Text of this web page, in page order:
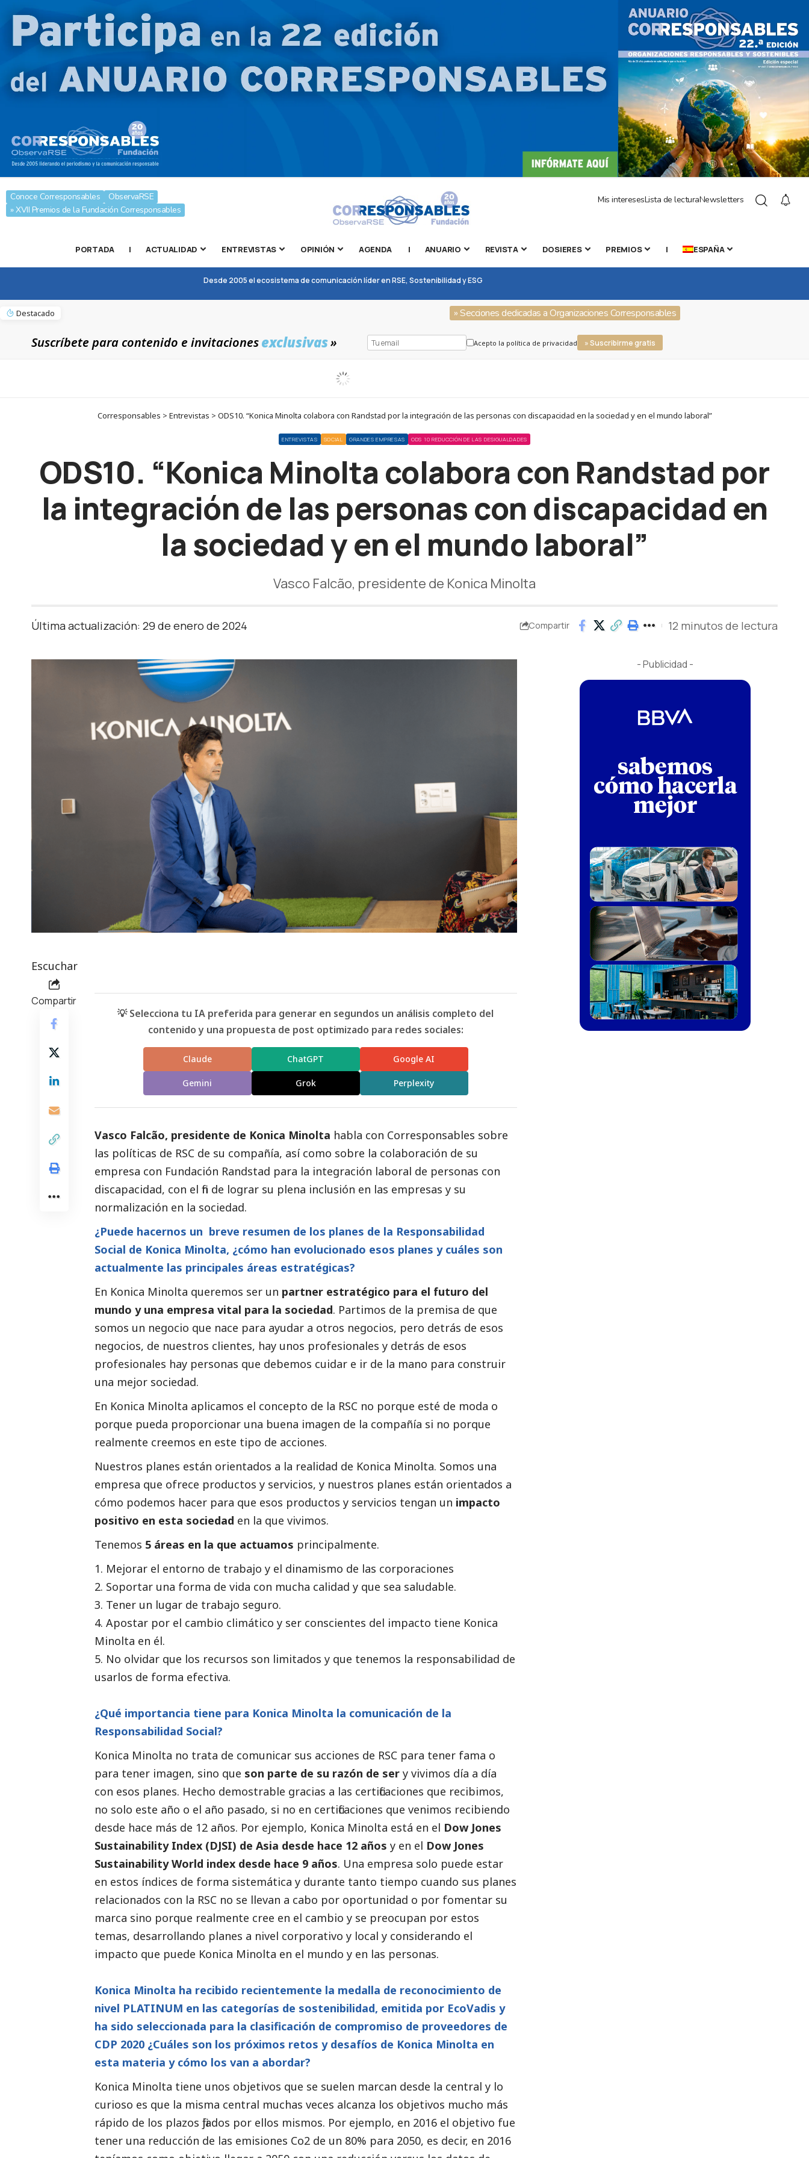
Conoce Corresponsables
ObservaRSE
» XVII Premios de la Fundación Corresponsables
Mis interesesLista de lecturaNewsletters
PORTADA | ACTUALIDAD ENTREVISTAS OPINIÓN AGENDA | ANUARIO REVISTA DOSIERES PREMIOS | ESPAÑA
Desde 2005 el ecosistema de comunicación líder en RSE, Sostenibilidad y ESG
Destacado » Secciones dedicadas a Organizaciones Corresponsables
Suscríbete para contenido e invitacionesexclusivas» Acepto la política de privacidad » Suscribirme gratis
Corresponsables > Entrevistas > ODS10. “Konica Minolta colabora con Randstad por la integración de las personas con discapacidad en la sociedad y en el mundo laboral”
ENTREVISTAS SOCIAL GRANDES EMPRESAS ODS 10 REDUCCIÓN DE LAS DESIGUALDADES
ODS10. “Konica Minolta colabora con Randstad por
la integración de las personas con discapacidad en
la sociedad y en el mundo laboral”
Vasco Falcão, presidente de Konica Minolta
Última actualización: 29 de enero de 2024 Compartir 12 minutos de lectura
Escuchar
Compartir
💡 Selecciona tu IA preferida para generar en segundos un análisis completo del
contenido y una propuesta de post optimizado para redes sociales:
Claude ChatGPT Google AI
Gemini Grok Perplexity
Vasco Falcão, presidente de Konica Minolta habla con Corresponsables sobre
las políticas de RSC de su compañía, así como sobre la colaboración de su
empresa con Fundación Randstad para la integración laboral de personas con
discapacidad, con el fin de lograr su plena inclusión en las empresas y su
normalización en la sociedad.
¿Puede hacernos un breve resumen de los planes de la Responsabilidad
Social de Konica Minolta, ¿cómo han evolucionado esos planes y cuáles son
actualmente las principales áreas estratégicas?
En Konica Minolta queremos ser un partner estratégico para el futuro del
mundo y una empresa vital para la sociedad. Partimos de la premisa de que
somos un negocio que nace para ayudar a otros negocios, pero detrás de esos
negocios, de nuestros clientes, hay unos profesionales y detrás de esos
profesionales hay personas que debemos cuidar e ir de la mano para construir
una mejor sociedad.
En Konica Minolta aplicamos el concepto de la RSC no porque esté de moda o
porque pueda proporcionar una buena imagen de la compañía si no porque
realmente creemos en este tipo de acciones.
Nuestros planes están orientados a la realidad de Konica Minolta. Somos una
empresa que ofrece productos y servicios, y nuestros planes están orientados a
cómo podemos hacer para que esos productos y servicios tengan un impacto
positivo en esta sociedad en la que vivimos.
Tenemos 5 áreas en la que actuamos principalmente.
1. Mejorar el entorno de trabajo y el dinamismo de las corporaciones
2. Soportar una forma de vida con mucha calidad y que sea saludable.
3. Tener un lugar de trabajo seguro.
4. Apostar por el cambio climático y ser conscientes del impacto tiene Konica
Minolta en él.
5. No olvidar que los recursos son limitados y que tenemos la responsabilidad de
usarlos de forma efectiva.
¿Qué importancia tiene para Konica Minolta la comunicación de la
Responsabilidad Social?
Konica Minolta no trata de comunicar sus acciones de RSC para tener fama o
para tener imagen, sino que son parte de su razón de ser y vivimos día a día
con esos planes. Hecho demostrable gracias a las certificaciones que recibimos,
no solo este año o el año pasado, si no en certificaciones que venimos recibiendo
desde hace más de 12 años. Por ejemplo, Konica Minolta está en el Dow Jones
Sustainability Index (DJSI) de Asia desde hace 12 años y en el Dow Jones
Sustainability World index desde hace 9 años. Una empresa solo puede estar
en estos índices de forma sistemática y durante tanto tiempo cuando sus planes
relacionados con la RSC no se llevan a cabo por oportunidad o por fomentar su
marca sino porque realmente cree en el cambio y se preocupan por estos
temas, desarrollando planes a nivel corporativo y local y considerando el
impacto que puede Konica Minolta en el mundo y en las personas.
Konica Minolta ha recibido recientemente la medalla de reconocimiento de
nivel PLATINUM en las categorías de sostenibilidad, emitida por EcoVadis y
ha sido seleccionada para la clasificación de compromiso de proveedores de
CDP 2020 ¿Cuáles son los próximos retos y desafíos de Konica Minolta en
esta materia y cómo los van a abordar?
Konica Minolta tiene unos objetivos que se suelen marcan desde la central y lo
curioso es que la misma central muchas veces alcanza los objetivos mucho más
rápido de los plazos fijados por ellos mismos. Por ejemplo, en 2016 el objetivo fue
tener una reducción de las emisiones Co2 de un 80% para 2050, es decir, en 2016
- Publicidad -